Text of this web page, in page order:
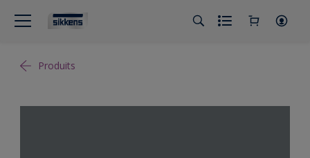
Produits